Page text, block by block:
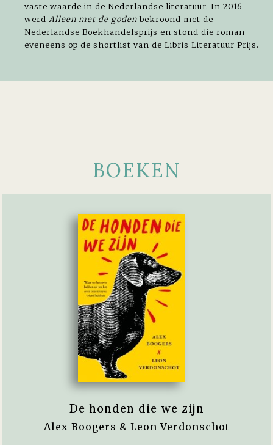
vaste waarde in de Nederlandse literatuur. In 2016
werd Alleen met de godenbekroond met de
Nederlandse Boekhandelsprijs en stond die roman
eveneens op de shortlist van de Libris Literatuur Prijs.
BOEKEN
De honden die we zijn
Alex Boogers & Leon Verdonschot